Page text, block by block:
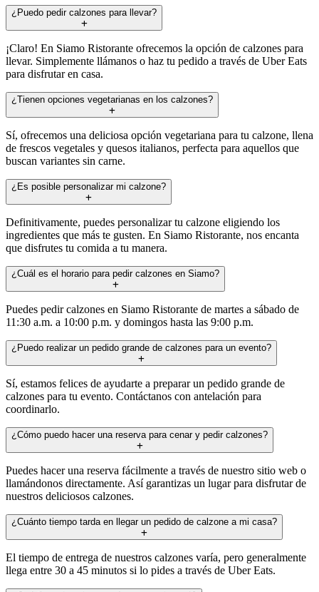
¿Puedo pedir calzones para llevar?
¡Claro! En Siamo Ristorante ofrecemos la opción de calzones para
llevar. Simplemente llámanos o haz tu pedido a través de Uber Eats
para disfrutar en casa.
¿Tienen opciones vegetarianas en los calzones?
Sí, ofrecemos una deliciosa opción vegetariana para tu calzone, llena
de frescos vegetales y quesos italianos, perfecta para aquellos que
buscan variantes sin carne.
¿Es posible personalizar mi calzone?
Definitivamente, puedes personalizar tu calzone eligiendo los
ingredientes que más te gusten. En Siamo Ristorante, nos encanta
que disfrutes tu comida a tu manera.
¿Cuál es el horario para pedir calzones en Siamo?
Puedes pedir calzones en Siamo Ristorante de martes a sábado de
11:30 a.m. a 10:00 p.m. y domingos hasta las 9:00 p.m.
¿Puedo realizar un pedido grande de calzones para un evento?
Sí, estamos felices de ayudarte a preparar un pedido grande de
calzones para tu evento. Contáctanos con antelación para
coordinarlo.
¿Cómo puedo hacer una reserva para cenar y pedir calzones?
Puedes hacer una reserva fácilmente a través de nuestro sitio web o
llamándonos directamente. Así garantizas un lugar para disfrutar de
nuestros deliciosos calzones.
¿Cuánto tiempo tarda en llegar un pedido de calzone a mi casa?
El tiempo de entrega de nuestros calzones varía, pero generalmente
llega entre 30 a 45 minutos si lo pides a través de Uber Eats.